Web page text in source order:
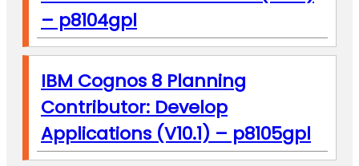
– p8104gpl
IBM Cognos 8 Planning
Contributor: Develop
Applications (V10.1) – p8105gpl